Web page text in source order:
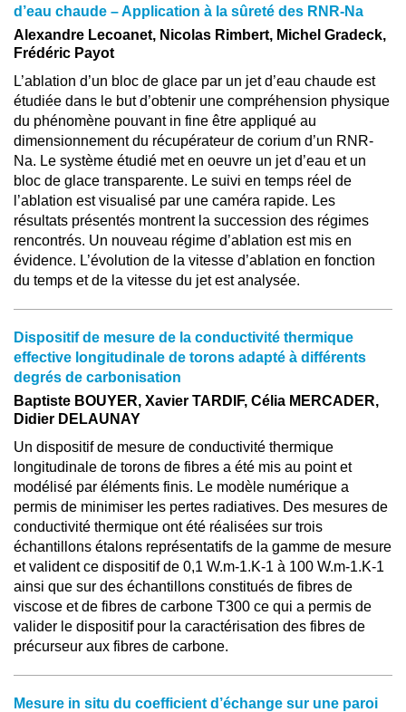
d’eau chaude – Application à la sûreté des RNR-Na
Alexandre Lecoanet, Nicolas Rimbert, Michel Gradeck,
Frédéric Payot
L’ablation d’un bloc de glace par un jet d’eau chaude est
étudiée dans le but d’obtenir une compréhension physique
du phénomène pouvant in fine être appliqué au
dimensionnement du récupérateur de corium d’un RNR-
Na. Le système étudié met en oeuvre un jet d’eau et un
bloc de glace transparente. Le suivi en temps réel de
l’ablation est visualisé par une caméra rapide. Les
résultats présentés montrent la succession des régimes
rencontrés. Un nouveau régime d’ablation est mis en
évidence. L’évolution de la vitesse d’ablation en fonction
du temps et de la vitesse du jet est analysée.
Dispositif de mesure de la conductivité thermique
effective longitudinale de torons adapté à différents
degrés de carbonisation
Baptiste BOUYER, Xavier TARDIF, Célia MERCADER,
Didier DELAUNAY
Un dispositif de mesure de conductivité thermique
longitudinale de torons de fibres a été mis au point et
modélisé par éléments finis. Le modèle numérique a
permis de minimiser les pertes radiatives. Des mesures de
conductivité thermique ont été réalisées sur trois
échantillons étalons représentatifs de la gamme de mesure
et valident ce dispositif de 0,1 W.m-1.K-1 à 100 W.m-1.K-1
ainsi que sur des échantillons constitués de fibres de
viscose et de fibres de carbone T300 ce qui a permis de
valider le dispositif pour la caractérisation des fibres de
précurseur aux fibres de carbone.
Mesure in situ du coefficient d’échange sur une paroi